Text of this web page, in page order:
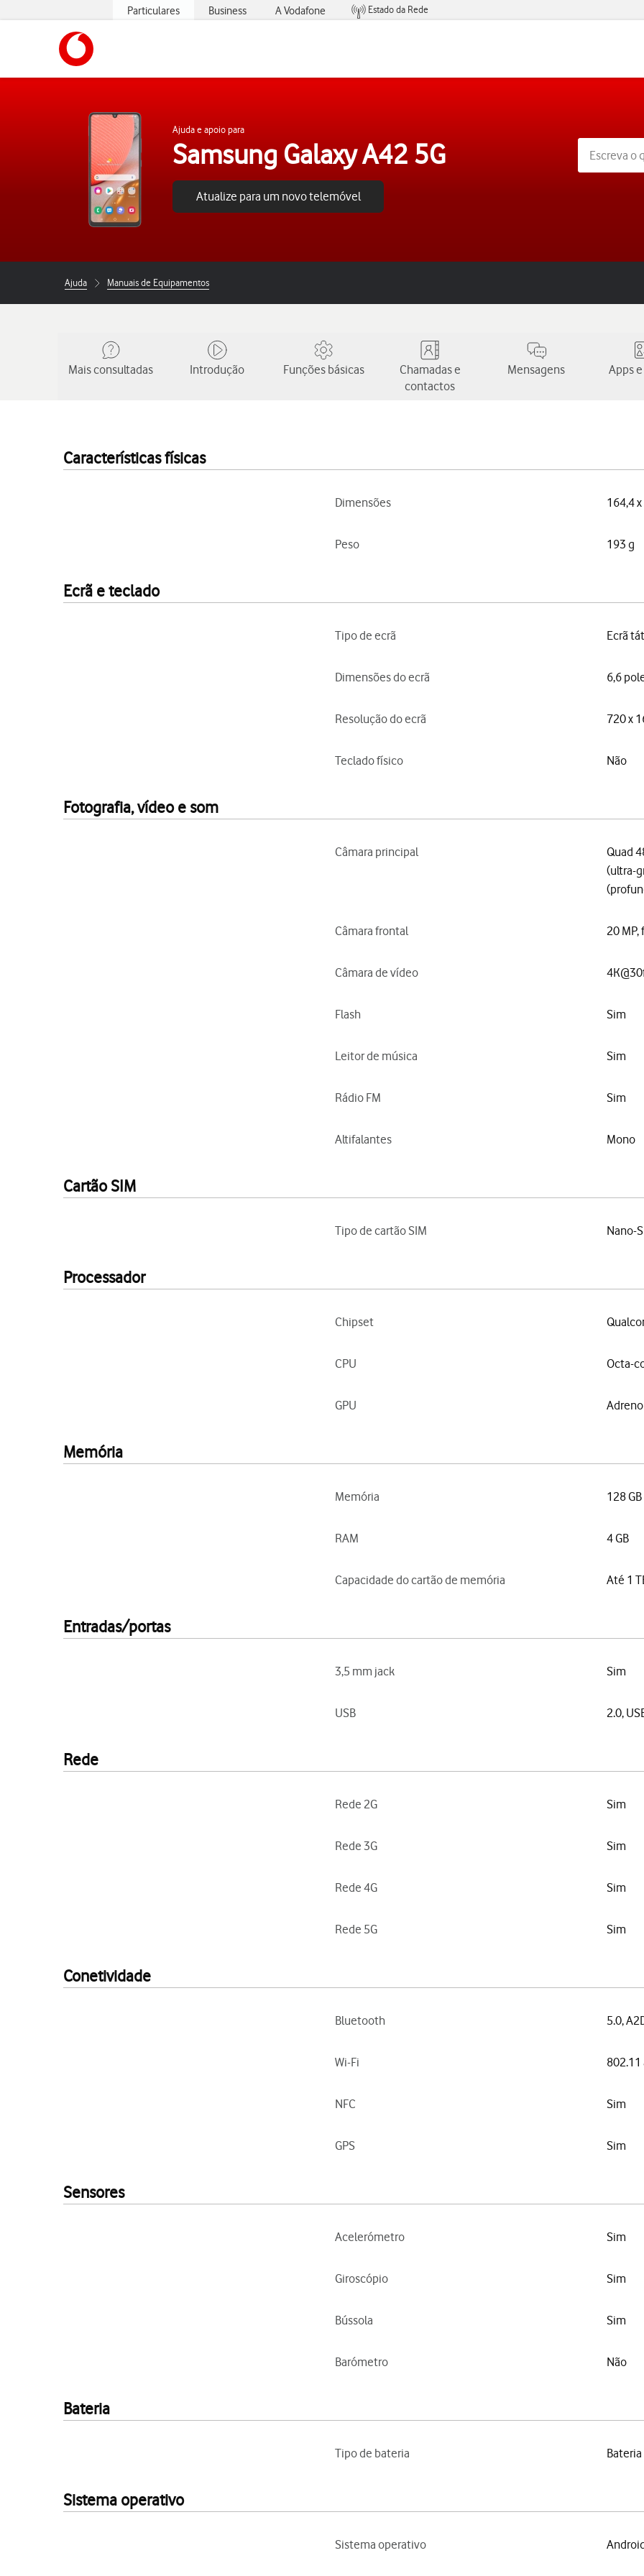
Particulares Business A Vodafone
Estado da Rede
Ajuda e apoio para
Samsung Galaxy A42 5G
Atualize para um novo telemóvel
Ajuda Manuais de Equipamentos
Mais consultadas Introdução Funções básicas
Chamadas e
contactos
Mensagens Apps
Características físicas
Dimensões 164,4
Peso 193 g
Ecrã e teclado
Tipo de ecrã Ecrã
Dimensões do ecrã 6,6
Resolução do ecrã 720 x
Teclado físico Não
Fotografia, vídeo e som
Câmara principal
Quad
(ultra-
Câmara frontal 20
Câmara de vídeo
Flash Sim
Leitor de música Sim
Rádio FM Sim
Altifalantes Mono
Cartão SIM
Tipo de cartão SIM Nano-
Processador
Chipset
CPU Octa-
GPU
Memória
Memória 128 GB
RAM 4 GB
Capacidade do cartão de memória Até 1
Entradas/portas
3,5 mm jack Sim
USB 2.0,
Rede
Rede 2G Sim
Rede 3G Sim
Rede 4G Sim
Rede 5G Sim
Conetividade
Bluetooth 5.0,
Wi-Fi
NFC Sim
GPS Sim
Sensores
Acelerómetro Sim
Giroscópio Sim
Bússola Sim
Barómetro Não
Bateria
Tipo de bateria
Sistema operativo
Sistema operativo